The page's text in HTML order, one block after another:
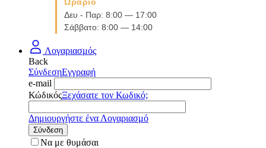
Δευ - Παρ: 8:00 — 17:00
Σάββατο: 8:00 — 14:00
Λογαριασμός
Back
ΣύνδεσηΕγγραφή
e-mail
ΚώδικόςΞεχάσατε τον Κωδικό;
Δημιουργήστε ένα Λογαριασμό
Σύνδεση
Να με θυμάσαι